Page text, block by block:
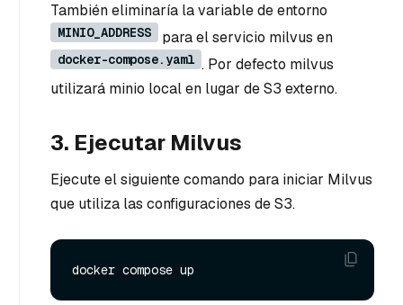
También eliminaría la variable de entorno
MINIO_ADDRESS para el servicio milvus en
docker-compose.yaml . Por defecto milvus
utilizará minio local en lugar de S3 externo.
3. Ejecutar Milvus
Ejecute el siguiente comando para iniciar Milvus
que utiliza las configuraciones de S3.